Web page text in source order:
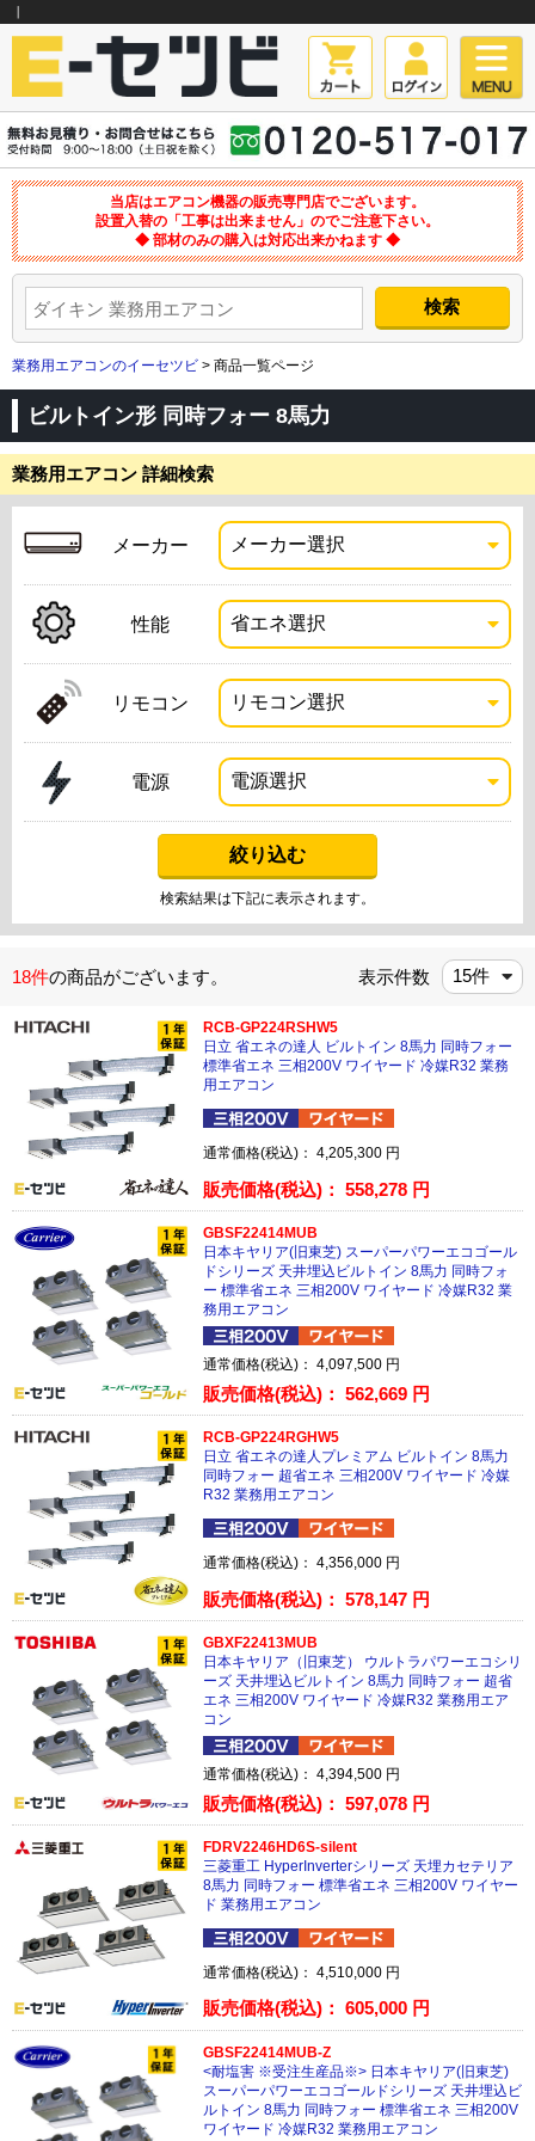
当店はエアコン機器の販売専門店でございます。
設置入替の「工事は出来ません」のでご注意下さい。
◆ 部材のみの購入は対応出来かねます ◆
業務用エアコンのイーセツビ > 商品一覧ページ
ビルトイン形 同時フォー 8馬力
業務用エアコン 詳細検索
メーカー
性能
リモコン
電源
検索結果は下記に表示されます。
18件の商品がございます。 表示件数
RCB-GP224RSHW5
日立 省エネの達人 ビルトイン 8馬力 同時フォー
標準省エネ 三相200V ワイヤード 冷媒R32 業務
用エアコン
通常価格(税込)：4,205,300 円
販売価格(税込)：558,278 円
GBSF22414MUB
日本キヤリア(旧東芝) スーパーパワーエコゴール
ドシリーズ 天井埋込ビルトイン 8馬力 同時フォ
ー 標準省エネ 三相200V ワイヤード 冷媒R32 業
務用エアコン
通常価格(税込)：4,097,500 円
販売価格(税込)：562,669 円
RCB-GP224RGHW5
日立 省エネの達人プレミアム ビルトイン 8馬力
同時フォー 超省エネ 三相200V ワイヤード 冷媒
R32 業務用エアコン
通常価格(税込)：4,356,000 円
販売価格(税込)：578,147 円
GBXF22413MUB
日本キヤリア（旧東芝） ウルトラパワーエコシリ
ーズ 天井埋込ビルトイン 8馬力 同時フォー 超省
エネ 三相200V ワイヤード 冷媒R32 業務用エア
コン
通常価格(税込)：4,394,500 円
販売価格(税込)：597,078 円
FDRV2246HD6S-silent
三菱重工 HyperInverterシリーズ 天埋カセテリア
8馬力 同時フォー 標準省エネ 三相200V ワイヤー
ド 業務用エアコン
通常価格(税込)：4,510,000 円
販売価格(税込)：605,000 円
GBSF22414MUB-Z
<耐塩害 ※受注生産品※> 日本キヤリア(旧東芝)
スーパーパワーエコゴールドシリーズ 天井埋込ビ
ルトイン 8馬力 同時フォー 標準省エネ 三相200V
ワイヤード 冷媒R32 業務用エアコン